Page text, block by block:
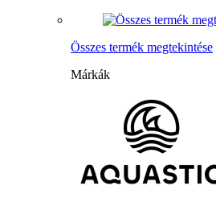
Összes termék megtekintése
Márkák